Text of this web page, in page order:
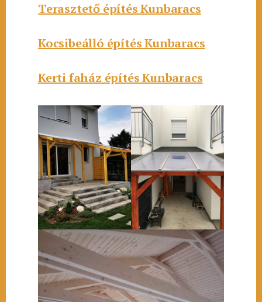
Terasztető építés Kunbaracs
Kocsibeálló építés Kunbaracs
Kerti faház építés Kunbaracs